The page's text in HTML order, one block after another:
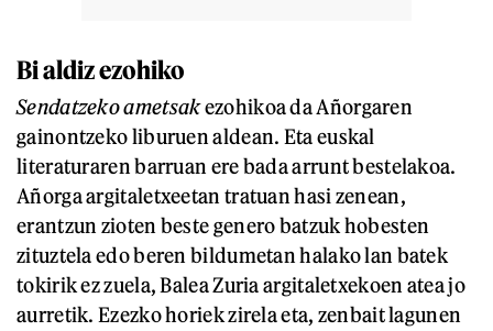
Bi aldiz ezohiko
Sendatzeko ametsakezohikoa da Añorgaren
gainontzeko liburuen aldean. Eta euskal
literaturaren barruan ere bada arrunt bestelakoa.
Añorga argitaletxeetan tratuan hasi zenean,
erantzun zioten beste genero batzuk hobesten
zituztela edo beren bildumetan halako lan batek
tokirik ez zuela, Balea Zuria argitaletxekoen atea jo
aurretik. Ezezko horiek zirela eta, zenbait lagunen